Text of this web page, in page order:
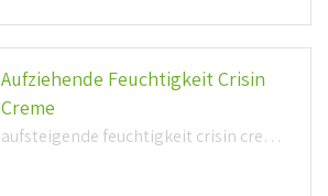
Aufziehende Feuchtigkeit Crisin
Creme
aufsteigende feuchtigkeit crisin creme (1,0mb)